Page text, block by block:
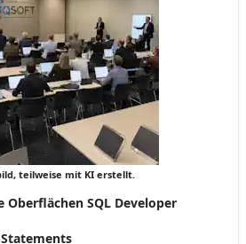
teilweise mit KI erstellt.
Oberflächen SQL Developer
Statements